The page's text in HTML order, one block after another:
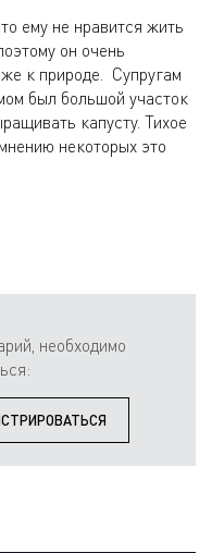
ему не нравится жить
он очень
к природе. Супругам
был большой участок
капусту. Тихое
некоторых это
необходимо